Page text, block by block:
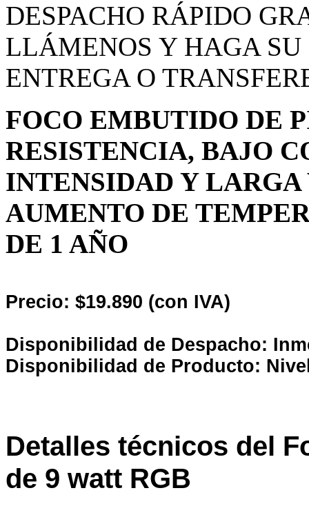
DESPACHO RÁPIDO
LLÁMENOS Y HAGA SU
ENTREGA O
FOCO EMBUTIDO DE
RESISTENCIA, BAJO
INTENSIDAD Y
AUMENTO DE
DE 1 AÑO
Precio: $19.890 (con IVA)
Disponibilidad de Despacho:
Disponibilidad de Producto:
Detalles técnicos del
de 9 watt RGB